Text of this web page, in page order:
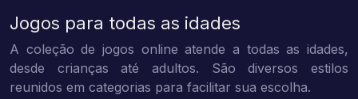
Jogos para todas as idades
A coleção de jogos online atende a todas as idades,
desde crianças até adultos. São diversos estilos
reunidos em categorias para facilitar sua escolha.